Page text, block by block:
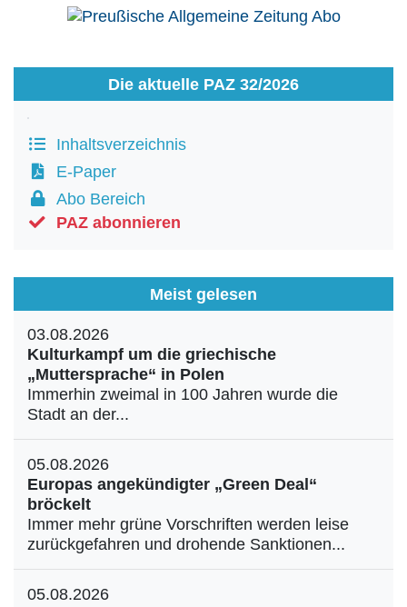
Die aktuelle PAZ 32/2026
Inhaltsverzeichnis
E-Paper
Abo Bereich
PAZ abonnieren
Meist gelesen
03.08.2026
Kulturkampf um die griechische
„Muttersprache“ in Polen
Immerhin zweimal in 100 Jahren wurde die
Stadt an der...
05.08.2026
Europas angekündigter „Green Deal“
bröckelt
Immer mehr grüne Vorschriften werden leise
zurückgefahren und drohende Sanktionen...
05.08.2026